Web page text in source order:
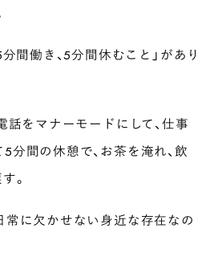
間働き、5分間休むこと」があり
話をマナーモードにして、仕事
分間の休憩で、お茶を淹れ、飲
。
常に欠かせない身近な存在なの